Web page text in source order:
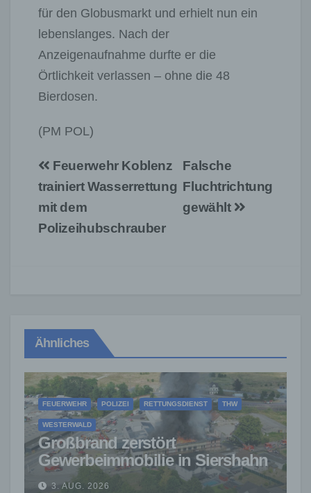
für den Globusmarkt und erhielt nun ein
lebenslanges. Nach der
Anzeigenaufnahme durfte er die
Örtlichkeit verlassen – ohne die 48
Bierdosen.
(PM POL)
Beitragsnavigation
Falsche
Fluchtrichtung
gewählt
Feuerwehr Koblenz
trainiert Wasserrettung
mit dem
Polizeihubschrauber
Ähnliches
FEUERWEHR POLIZEI RETTUNGSDIENST THW
WESTERWALD
Großbrand zerstört
Gewerbeimmobilie in Siershahn
– Millionenschaden entstanden
3. AUG. 2026